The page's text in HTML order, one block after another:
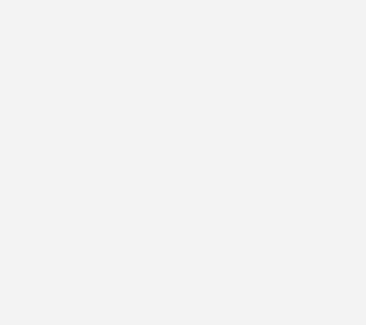
sind angehalten, die Effizienz zu
nachhaltiger und innovativer
Energiemanagement von
Sie dabei.
angehalten, die Effizienz zu steigern und
und innovativer zu agieren. Die
Sie dabei: Das IoT-Energiemanagement von
Verbindung von Anlagen und Systemen,
digitalen Zwillings. Damit erreichen Sie